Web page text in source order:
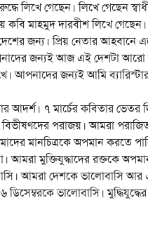
লিখে গেছেন। লিখে গেছেন
কবি মাহমুদ দারবীশ লিখে
জন্য। প্রিয় নেতার আহবানে
আপনাদের জন্যই আজ এই দেশটা
আপনাদের জন্যই আমি
৭ মার্চের কবিতার ভেতর
বিভীষণদের পরাজয়। আমরা
মানচিত্রকে অপমান করতে
আমরা মুক্তিযুদ্ধাদের রক্তকে
আমরা দেশকে ভালোবাসি
ভালোবাসি।